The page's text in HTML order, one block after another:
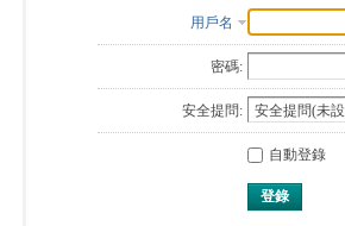
用戶名
密碼:
安全提問:
自動登錄
登錄